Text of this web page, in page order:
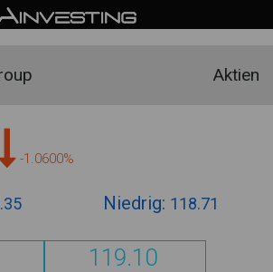
Aktien
-1.0600%
Niedrig: 118.71
119.10